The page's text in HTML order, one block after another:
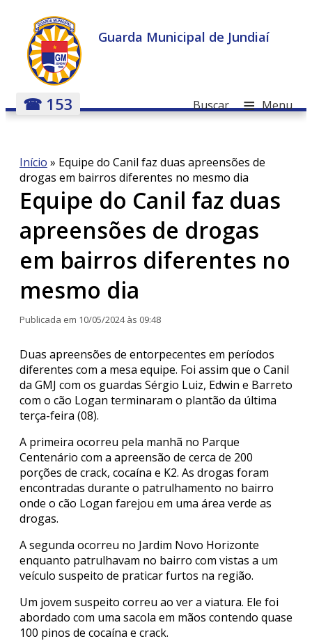
Guarda Municipal de Jundiaí
☎ 153 ≡ Menu
Buscar
Início » Equipe do Canil faz duas apreensões de
drogas em bairros diferentes no mesmo dia
Equipe do Canil faz duas
apreensões de drogas
em bairros diferentes no
mesmo dia
Publicada em 10/05/2024 às 09:48
Duas apreensões de entorpecentes em períodos
diferentes com a mesa equipe. Foi assim que o Canil
da GMJ com os guardas Sérgio Luiz, Edwin e Barreto
com o cão Logan terminaram o plantão da última
terça-feira (08).
A primeira ocorreu pela manhã no Parque
Centenário com a apreensão de cerca de 200
porções de crack, cocaína e K2. As drogas foram
encontradas durante o patrulhamento no bairro
onde o cão Logan farejou em uma área verde as
drogas.
A segunda ocorreu no Jardim Novo Horizonte
enquanto patrulhavam no bairro com vistas a um
veículo suspeito de praticar furtos na região.
Um jovem suspeito correu ao ver a viatura. Ele foi
abordado com uma sacola em mãos contendo quase
100 pinos de cocaína e crack.